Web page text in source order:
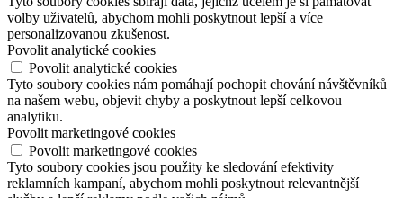
volby uživatelů, abychom mohli poskytnout lepší a více
personalizovanou zkušenost.
Povolit analytické cookies
Povolit analytické cookies
Tyto soubory cookies nám pomáhají pochopit chování návštěvníků
na našem webu, objevit chyby a poskytnout lepší celkovou
analytiku.
Povolit marketingové cookies
Povolit marketingové cookies
Tyto soubory cookies jsou použity ke sledování efektivity
reklamních kampaní, abychom mohli poskytnout relevantnější